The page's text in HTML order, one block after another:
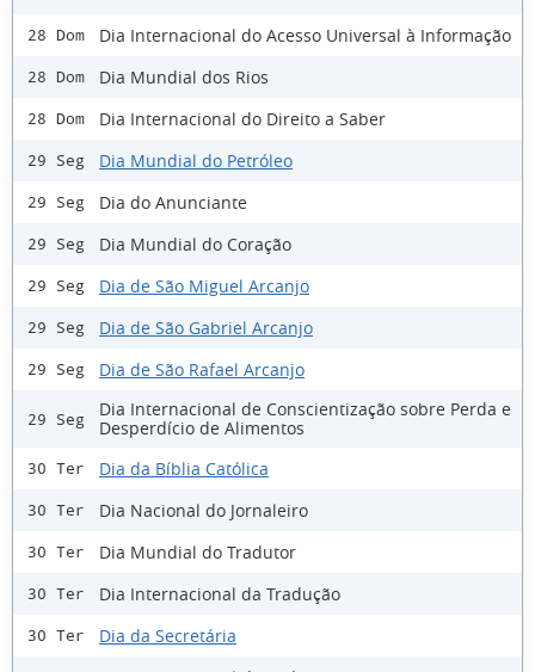
28 Dom Dia Internacional do Acesso Universal à Informação
28 Dom Dia Mundial dos Rios
28 Dom Dia Internacional do Direito a Saber
29 Seg Dia Mundial do Petróleo
29 Seg Dia do Anunciante
29 Seg Dia Mundial do Coração
29 Seg Dia de São Miguel Arcanjo
29 Seg Dia de São Gabriel Arcanjo
29 Seg Dia de São Rafael Arcanjo
29 Seg
Dia Internacional de Conscientização sobre Perda e
Desperdício de Alimentos
30 Ter Dia da Bíblia Católica
30 Ter Dia Nacional do Jornaleiro
30 Ter Dia Mundial do Tradutor
30 Ter Dia Internacional da Tradução
30 Ter Dia da Secretária